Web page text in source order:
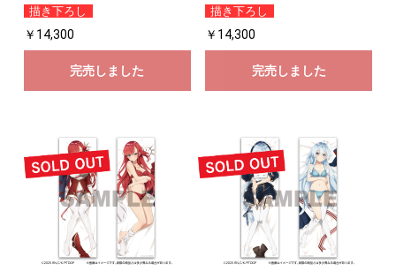
描き下ろし
￥14,300
完売しました
描き下ろし
￥14,300
完売しました